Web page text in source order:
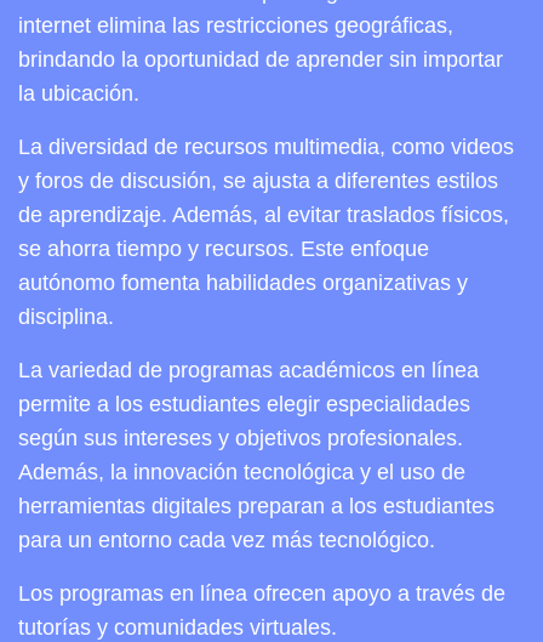
internet elimina las restricciones geográficas,
brindando la oportunidad de aprender sin importar
la ubicación.
La diversidad de recursos multimedia, como videos
y foros de discusión, se ajusta a diferentes estilos
de aprendizaje. Además, al evitar traslados físicos,
se ahorra tiempo y recursos. Este enfoque
autónomo fomenta habilidades organizativas y
disciplina.
La variedad de programas académicos en línea
permite a los estudiantes elegir especialidades
según sus intereses y objetivos profesionales.
Además, la innovación tecnológica y el uso de
herramientas digitales preparan a los estudiantes
para un entorno cada vez más tecnológico.
Los programas en línea ofrecen apoyo a través de
tutorías y comunidades virtuales.